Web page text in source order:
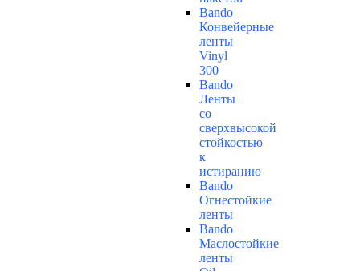
Bando
Конвейерные
ленты
Vinyl
300
Bando
Ленты
со
сверхвысокой
стойкостью
к
истиранию
Bando
Огнестойкие
ленты
Bando
Маслостойкие
ленты